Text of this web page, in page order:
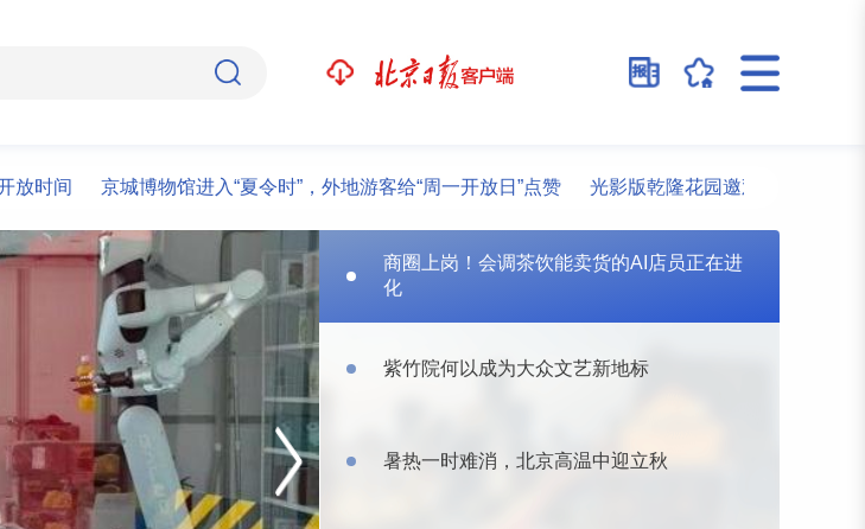
京城博物馆进入“夏令时”，外地游客给“周一开放日”点赞 光影版乾隆花园邀观众沉浸游园
商圈上岗！会调茶饮能卖货的AI店员正在进
化
紫竹院何以成为大众文艺新地标
暑热一时难消，北京高温中迎立秋